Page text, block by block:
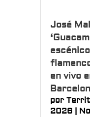
José
en vivo
por
2026|